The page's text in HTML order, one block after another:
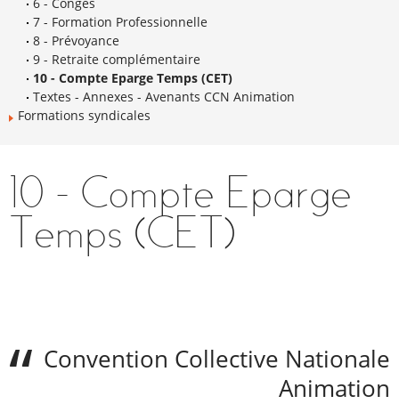
7 - Formation Professionnelle
8 - Prévoyance
9 - Retraite complémentaire
10 - Compte Eparge Temps (CET)
Textes - Annexes - Avenants CCN Animation
Formations syndicales
10 - Compte Eparge
Temps (CET)
Convention Collective Nationale
Animation